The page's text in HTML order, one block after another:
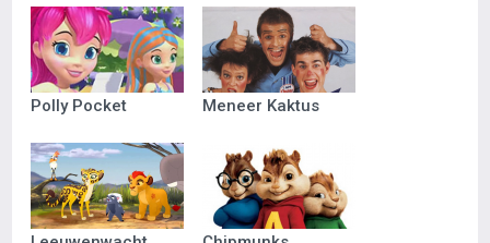
Polly Pocket Meneer Kaktus